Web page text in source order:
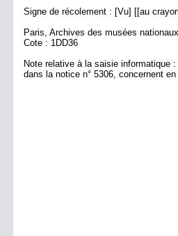
Signe de récolement : [Vu] [[au
Paris, Archives des musées nationaux
Cote : 1DD36
Note relative à la saisie informatique
dans la notice n° 5306, concernent